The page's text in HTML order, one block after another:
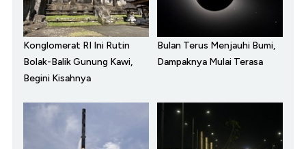
Konglomerat RI Ini Rutin
Bolak-Balik Gunung Kawi,
Begini Kisahnya
Bulan Terus Menjauhi Bumi,
Dampaknya Mulai Terasa